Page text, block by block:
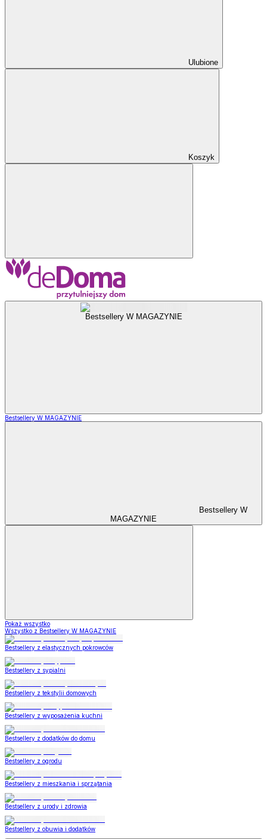
Ulubione
Koszyk
Bestsellery W MAGAZYNIE
Bestsellery W MAGAZYNIE
Bestsellery W
MAGAZYNIE
Pokaż wszystko
Wszystko z Bestsellery W MAGAZYNIE
Bestsellery z elastycznych pokrowców
Bestsellery z sypialni
Bestsellery z tekstylii domowych
Bestsellery z wyposażenia kuchni
Bestsellery z dodatków do domu
Bestsellery z ogrodu
Bestsellery z mieszkania i sprzątania
Bestsellery z urody i zdrowia
Bestsellery z obuwia i dodatków